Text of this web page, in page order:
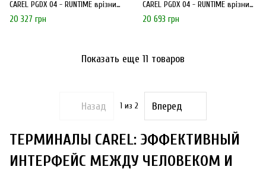
CAREL PGDX 04 - RUNTIME врізний
монтаж PGR04000WBA00
20 327 грн
CAREL PGDX 04 - RUNTIME врізний
монтаж PGR04000TCDA0
20 693 грн
Показать еще 11 товаров
Назад 1 из 2 Вперед
ТЕРМИНАЛЫ CAREL: ЭФФЕКТИВНЫЙ
ИНТЕРФЕЙС МЕЖДУ ЧЕЛОВЕКОМ И